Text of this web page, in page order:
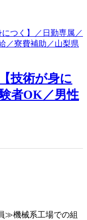
技術が身に
者OK／男性
≫機械系工場での組